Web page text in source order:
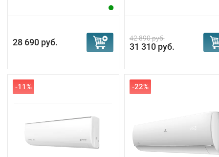
28 690 руб. 42 890 руб.
31 310 руб.
-11% -22%